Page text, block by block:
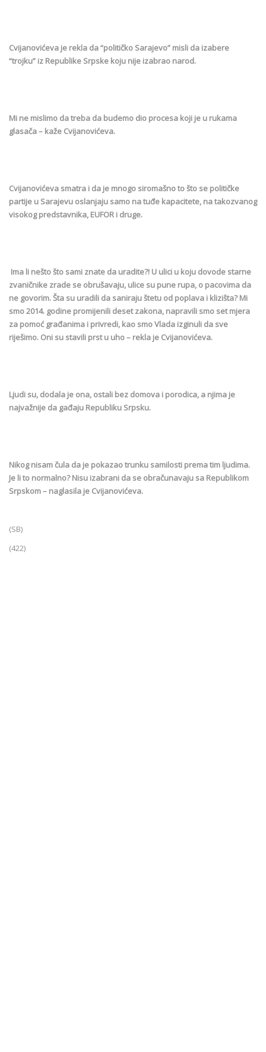
Cvijanovićeva je rekla da “političko Sarajevo” misli da izabere
“trojku” iz Republike Srpske koju nije izabrao narod.
Mi ne mislimo da treba da budemo dio procesa koji je u rukama
glasača – kaže Cvijanovićeva.
Cvijanovićeva smatra i da je mnogo siromašno to što se političke
partije u Sarajevu oslanjaju samo na tuđe kapacitete, na takozvanog
visokog predstavnika, EUFOR i druge.
Ima li nešto što sami znate da uradite?! U ulici u koju dovode starne
zvaničnike zrade se obrušavaju, ulice su pune rupa, o pacovima da
ne govorim. Šta su uradili da saniraju štetu od poplava i klizišta? Mi
smo 2014. godine promijenili deset zakona, napravili smo set mjera
za pomoć građanima i privredi, kao smo Vlada izginuli da sve
riješimo. Oni su stavili prst u uho – rekla je Cvijanovićeva.
Ljudi su, dodala je ona, ostali bez domova i porodica, a njima je
najvažnije da gađaju Republiku Srpsku.
Nikog nisam čula da je pokazao trunku samilosti prema tim ljudima.
Je li to normalno? Nisu izabrani da se obračunavaju sa Republikom
Srpskom – naglasila je Cvijanovićeva.
(SB)
(422)